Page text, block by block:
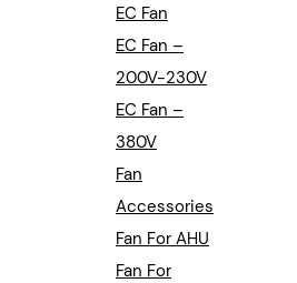
EC Fan
EC Fan –
200V-230V
EC Fan –
380V
Fan
Accessories
Fan For AHU
Fan For